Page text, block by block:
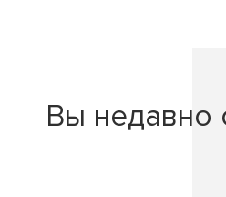
Вы недавно